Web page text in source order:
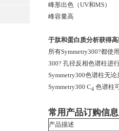
峰形出色（UV和MS）
峰容量高
于肽和蛋白质分析获得
所有Symmetry300?都使
300? 孔径反相色谱柱进
Symmetry300色谱柱无
Symmetry300 C4 色谱柱
常用产品订购信
产品描述